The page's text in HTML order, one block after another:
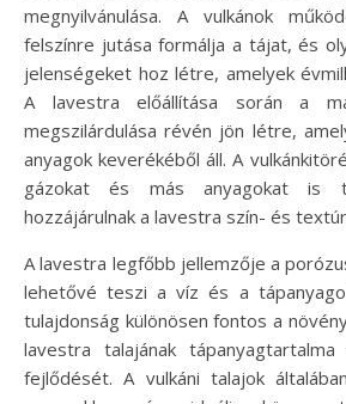
megnyilvánulása. A vulkánok
felszínre jutása formálja a tájat, és
jelenségeket hoz létre, amelyek
A lavestra előállítása során a
megszilárdulása révén jön létre,
anyagok keverékéből áll. A
gázokat és más anyagokat is
hozzájárulnak a lavestra szín- és
A lavestra legfőbb jellemzője a
lehetővé teszi a víz és a
tulajdonság különösen fontos a
lavestra talajának
fejlődését. A vulkáni talajok